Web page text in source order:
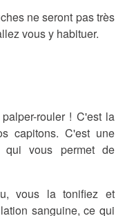
ne seront pas très
vous y habituer.
rouler ! C'est la
capitons. C'est une
qui vous permet de
vous la tonifiez et
sanguine, ce qui